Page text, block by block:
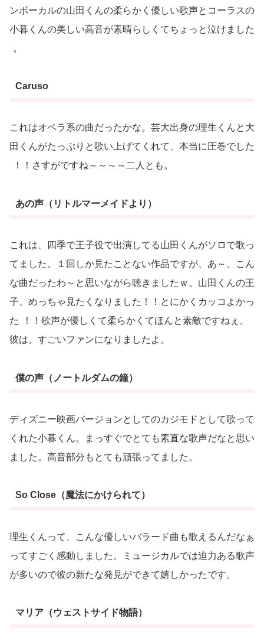
ンボーカルの山田くんの柔らかく優しい歌声とコーラスの
小暮くんの美しい高音が素晴らしくてちょっと泣けました
。
Caruso
これはオペラ系の曲だったかな。芸大出身の理生くんと大
田くんがたっぷりと歌い上げてくれて、本当に圧巻でした
！！さすがですね～～～～二人とも。
あの声（リトルマーメイドより）
これは、四季で王子役で出演してる山田くんがソロで歌っ
てました。１回しか見たことない作品ですが、あ～、こん
な曲だったわ～と思いながら聴きましたｗ。山田くんの王
子、めっちゃ見たくなりました！！とにかくカッコよかっ
た
！！歌声が優しくて柔らかくてほんと素敵ですねぇ、
彼は。すごいファンになりましたよ。
僕の声（ノートルダムの鐘）
ディズニー映画バージョンとしてのカジモドとして歌って
くれた小暮くん。まっすぐでとても素直な歌声だなと思い
ました。高音部分もとても頑張ってました。
So Close（魔法にかけられて）
理生くんって、こんな優しいバラード曲も歌えるんだなぁ
ってすごく感動しました。ミュージカルでは迫力ある歌声
が多いので彼の新たな発見ができて嬉しかったです。
マリア（ウェストサイド物語）